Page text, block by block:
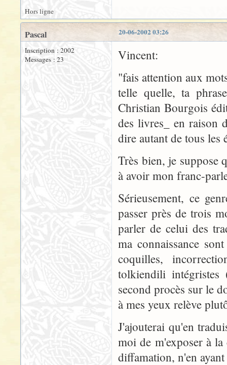
Hors ligne
20-06-2002 03:26
Pascal
Inscription : 2002
Messages : 23
Vincent:
"fais attention aux
telle quelle, ta
Christian Bourgois
des livres_ en raison
dire autant de tous les
Très bien, je suppose
à avoir mon franc-
Sérieusement, ce
passer près de trois
parler de celui des
ma connaissance
coquilles,
tolkiendili
second procès sur le
à mes yeux relève
J'ajouterai qu'en
moi de m'exposer à
diffamation, n'en